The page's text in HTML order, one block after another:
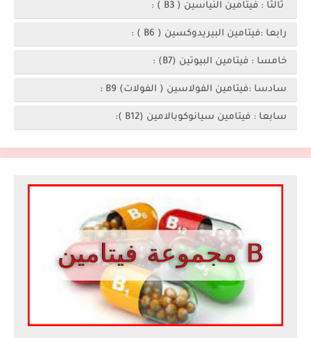
ثالثا : فيتامين النياسين ( B3 ) :
رابعا :فيتامين البيريدوكسين ( B6 ) :
خامسا : فيتامين البيوتين (B7) :
سادسا :فيتامين الفولاسين ( الفولات) B9 :
سابعا : فيتامين سيانوكوبالامين (B12 ):